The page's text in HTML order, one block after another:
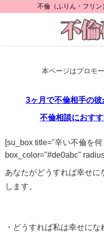
不倫（ふりん・フリン
本ページはプロモ
3ヶ月で不倫相手の
不倫相談におす
[su_box title="辛い不倫を
box_color="#de0abc"
あなたがどうすれば幸せに
します。
・どうすれば私は幸せにな